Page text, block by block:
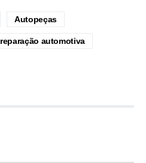
Autopeças
reparação automotiva